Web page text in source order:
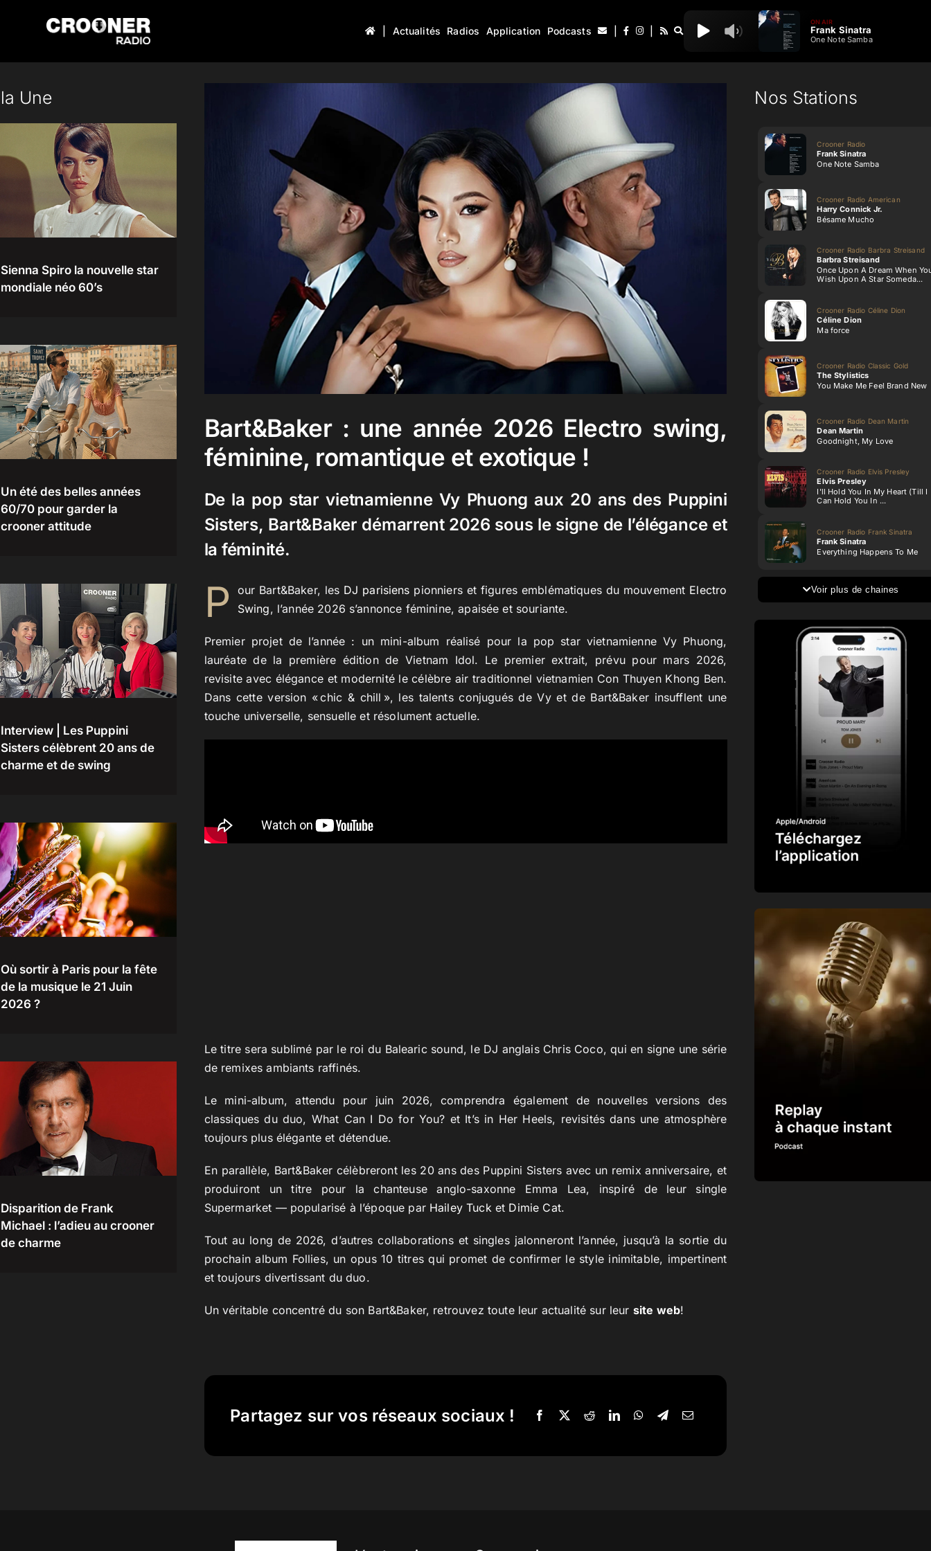
Actualités Radios Application Podcasts
ON AIR
Frank Sinatra
One Note Samba
Une
Sienna Spiro la nouvelle star
mondiale néo 60’s
Un été des belles années
60/70 pour garder la
crooner attitude
Interview | Les Puppini
Sisters célèbrent 20 ans de
charme et de swing
Où sortir à Paris pour la fête
de la musique le 21 Juin
2026 ?
Disparition de Frank
Michael : l’adieu au crooner
de charme
Bart&Baker : une année 2026 Electro swing,
féminine, romantique et exotique !
De la pop star vietnamienne Vy Phuong aux 20 ans des Puppini
Sisters, Bart&Baker démarrent 2026 sous le signe de l’élégance et
la féminité.
P our Bart&Baker, les DJ parisiens pionniers et figures emblématiques du mouvement Electro
Swing, l’année 2026 s’annonce féminine, apaisée et souriante.
Premier projet de l’année : un mini-album réalisé pour la pop star vietnamienne Vy Phuong,
lauréate de la première édition de Vietnam Idol. Le premier extrait, prévu pour mars 2026,
revisite avec élégance et modernité le célèbre air traditionnel vietnamien Con Thuyen Khong Ben.
Dans cette version « chic & chill », les talents conjugués de Vy et de Bart&Baker insufflent une
touche universelle, sensuelle et résolument actuelle.
Le titre sera sublimé par le roi du Balearic sound, le DJ anglais Chris Coco, qui en signe une série
de remixes ambiants raffinés.
Le mini-album, attendu pour juin 2026, comprendra également de nouvelles versions des
classiques du duo, What Can I Do for You? et It’s in Her Heels, revisités dans une atmosphère
toujours plus élégante et détendue.
En parallèle, Bart&Baker célèbreront les 20 ans des Puppini Sisters avec un remix anniversaire, et
produiront un titre pour la chanteuse anglo-saxonne Emma Lea, inspiré de leur single
Supermarket — popularisé à l’époque par Hailey Tucket Dimie Cat.
Tout au long de 2026, d’autres collaborations et singles jalonneront l’année, jusqu’à la sortie du
prochain album Follies, un opus 10 titres qui promet de confirmer le style inimitable, impertinent
et toujours divertissant du duo.
Un véritable concentré du son Bart&Baker, retrouvez toute leur actualité sur leur site web!
Partagez sur vos réseaux sociaux !
Nos Stations
Crooner Radio
Frank Sinatra
One Note Samba
Crooner Radio American
Harry Connick Jr.
Bésame Mucho
Crooner Radio Barbra Streisand
Barbra Streisand
Once Upon A Dream When
Wish Upon A Star Someda...
Crooner Radio Céline Dion
Céline Dion
Ma force
Crooner Radio Classic Gold
The Stylistics
You Make Me Feel Brand New
Crooner Radio Dean Martin
Dean Martin
Goodnight, My Love
Crooner Radio Elvis Presley
Elvis Presley
I'll Hold You In My Heart (Till I
Can Hold You In ...
Crooner Radio Frank Sinatra
Frank Sinatra
Everything Happens To Me
Voir plus de chaines